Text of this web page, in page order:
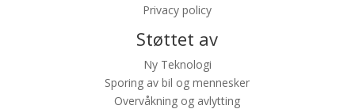
Privacy policy
Støttet av
Ny Teknologi
Sporing av bil og mennesker
Overvåkning og avlytting